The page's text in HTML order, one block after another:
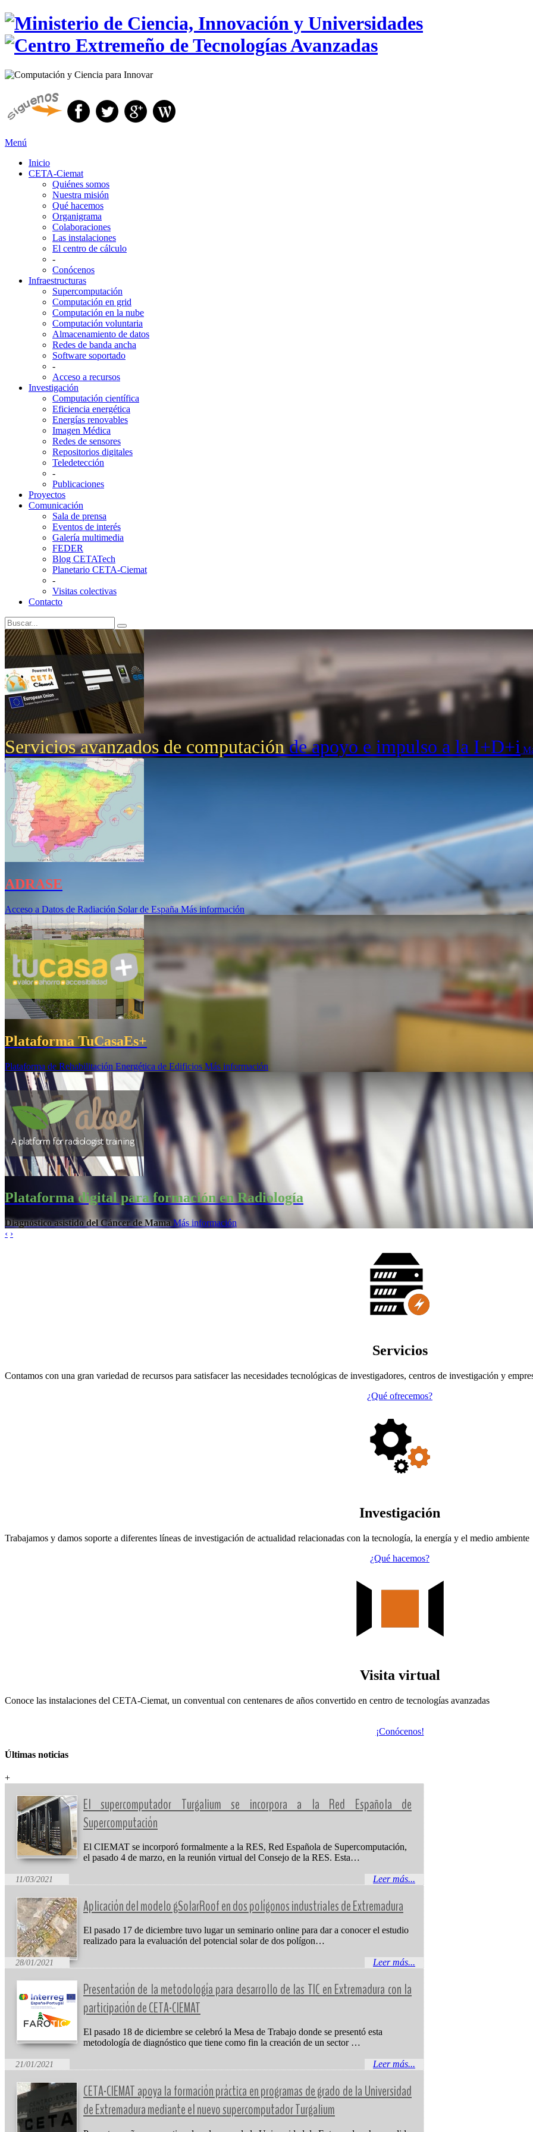
Menú
Inicio
CETA-Ciemat
Quiénes somos
Nuestra misión
Qué hacemos
Organigrama
Colaboraciones
Las instalaciones
El centro de cálculo
-
Conócenos
Infraestructuras
Supercomputación
Computación en grid
Computación en la nube
Computación voluntaria
Almacenamiento de datos
Redes de banda ancha
Software soportado
-
Acceso a recursos
Investigación
Computación científica
Eficiencia energética
Energías renovables
Imagen Médica
Redes de sensores
Repositorios digitales
Teledetección
-
Publicaciones
Proyectos
Comunicación
Sala de prensa
Eventos de interés
Galería multimedia
FEDER
Blog CETATech
Planetario CETA-Ciemat
-
Visitas colectivas
Contacto
Servicios avanzados de computación de apoyo e impulso a la I+D+i
ADRASE
Acceso a Datos de Radiación Solar de España Más información
Plataforma TuCasaEs+
Plataforma de Rehabilitación Energética de Edificios Más información
Plataforma digital para formación en Radiología
Diagnóstico asistido del Cáncer de Mama Más información
‹ ›
Servicios
Contamos con una gran variedad de recursos para satisfacer las necesidades tecnológicas de investigadores, centros de investigación y
¿Qué ofrecemos?
Investigación
Trabajamos y damos soporte a diferentes líneas de investigación de actualidad relacionadas con la tecnología, la energía y el medio ambiente
¿Qué hacemos?
Visita virtual
Conoce las instalaciones del CETA-Ciemat, un conventual con centenares de años convertido en centro de tecnologías avanzadas
¡Conócenos!
Últimas noticias
+
El supercomputador Turgalium se incorpora a la Red Española de
Supercomputación
El CIEMAT se incorporó formalmente a la RES, Red Española de Supercomputación,
el pasado 4 de marzo, en la reunión virtual del Consejo de la RES. Esta…
Leer más...
11/03/2021
28/01/2021
Aplicación del modelo gSolarRoof en dos polígonos industriales de Extremadura
El pasado 17 de diciembre tuvo lugar un seminario online para dar a conocer el estudio
realizado para la evaluación del potencial solar de dos polígon…
Leer más...
21/01/2021
Presentación de la metodología para desarrollo de las TIC en Extremadura con la
participación de CETA-CIEMAT
El pasado 18 de diciembre se celebró la Mesa de Trabajo donde se presentó esta
metodología de diagnóstico que tiene como fin la creación de un sector …
Leer más...
CETA-CIEMAT apoya la formación práctica en programas de grado de la Universidad
de Extremadura mediante el nuevo supercomputador Turgalium
Destacado